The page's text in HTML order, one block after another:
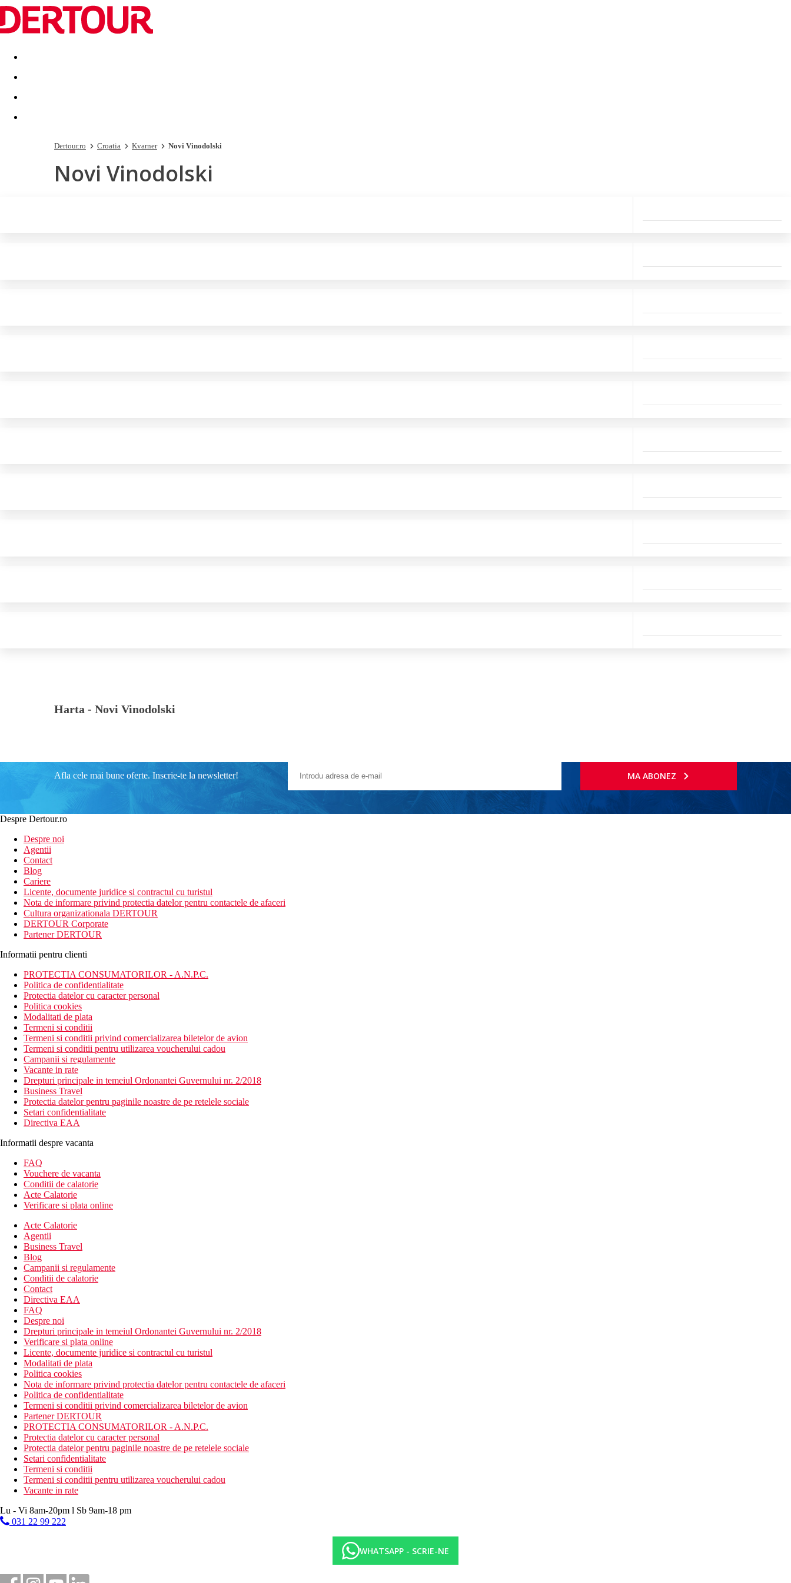
Destinatii Vacanta perfecta OFERTE DE NERATAT
Dertour.ro Croatia Kvarner Novi Vinodolski
Novi Vinodolski
Harta - Novi Vinodolski
Afla cele mai bune oferte. Inscrie-te la newsletter! MA ABONEZ
Despre Dertour.ro
Despre noi
Agentii
Contact
Blog
Cariere
Licente, documente juridice si contractul cu turistul
Nota de informare privind protectia datelor pentru contactele de afaceri
Cultura organizationala DERTOUR
DERTOUR Corporate
Partener DERTOUR
Informatii pentru clienti
PROTECTIA CONSUMATORILOR - A.N.P.C.
Politica de confidentialitate
Protectia datelor cu caracter personal
Politica cookies
Modalitati de plata
Termeni si conditii
Termeni si conditii privind comercializarea biletelor de avion
Termeni si conditii pentru utilizarea voucherului cadou
Campanii si regulamente
Vacante in rate
Drepturi principale in temeiul Ordonantei Guvernului nr. 2/2018
Business Travel
Protectia datelor pentru paginile noastre de pe retelele sociale
Setari confidentialitate
Directiva EAA
Informatii despre vacanta
FAQ
Vouchere de vacanta
Conditii de calatorie
Acte Calatorie
Verificare si plata online
Acte Calatorie
Agentii
Business Travel
Blog
Campanii si regulamente
Conditii de calatorie
Contact
Directiva EAA
FAQ
Despre noi
Drepturi principale in temeiul Ordonantei Guvernului nr. 2/2018
Verificare si plata online
Licente, documente juridice si contractul cu turistul
Modalitati de plata
Politica cookies
Nota de informare privind protectia datelor pentru contactele de afaceri
Politica de confidentialitate
Termeni si conditii privind comercializarea biletelor de avion
Partener DERTOUR
PROTECTIA CONSUMATORILOR - A.N.P.C.
Protectia datelor cu caracter personal
Protectia datelor pentru paginile noastre de pe retelele sociale
Setari confidentialitate
Termeni si conditii
Termeni si conditii pentru utilizarea voucherului cadou
Vacante in rate
Lu - Vi 8am-20pm l Sb 9am-18 pm
031 22 99 222
WHATSAPP - SCRIE-NE